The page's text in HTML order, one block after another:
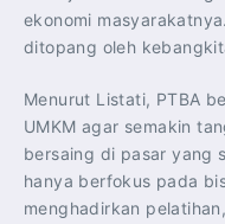
ekonomi
ditopang oleh
Menurut Listati, PTBA
UMKM agar semakin
bersaing di pasar yang
hanya berfokus pada
menghadirkan